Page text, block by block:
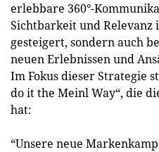
erlebbare 360°-
Sichtbarkeit und Relevanz
gesteigert, sondern auch
neuen Erlebnissen und
Im Fokus dieser Strategie
do it the Meinl Way“, die
hat:
“Unsere neue